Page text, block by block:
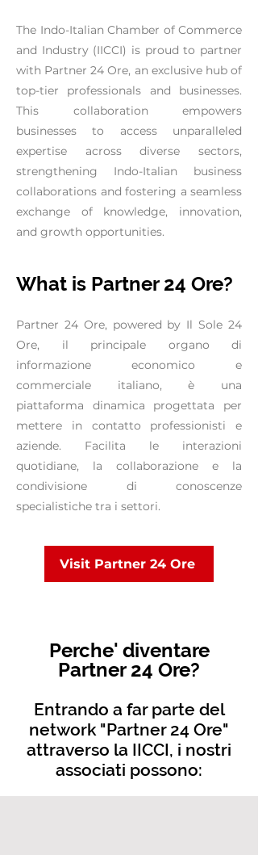
The Indo-Italian Chamber of Commerce
and Industry (IICCI) is proud to partner
with Partner 24 Ore, an exclusive hub of
top-tier professionals and businesses.
This collaboration empowers
businesses to access unparalleled
expertise across diverse sectors,
strengthening Indo-Italian business
collaborations and fostering a seamless
exchange of knowledge, innovation,
and growth opportunities.
What is Partner 24 Ore?
Partner 24 Ore, powered by Il Sole 24
Ore, il principale organo di
informazione economico e
commerciale italiano, è una
piattaforma dinamica progettata per
mettere in contatto professionisti e
aziende. Facilita le interazioni
quotidiane, la collaborazione e la
condivisione di conoscenze
specialistiche tra i settori.
Visit Partner 24 Ore
Perche' diventare
Partner 24 Ore?
Entrando a far parte del
network "Partner 24 Ore"
attraverso la IICCI, i nostri
associati possono: